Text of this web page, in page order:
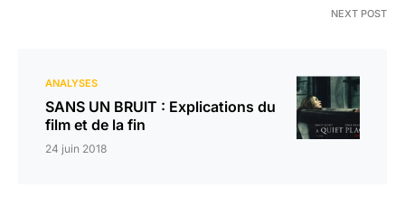
NEXT POST
ANALYSES
SANS UN BRUIT : Explications du
film et de la fin
24 juin 2018